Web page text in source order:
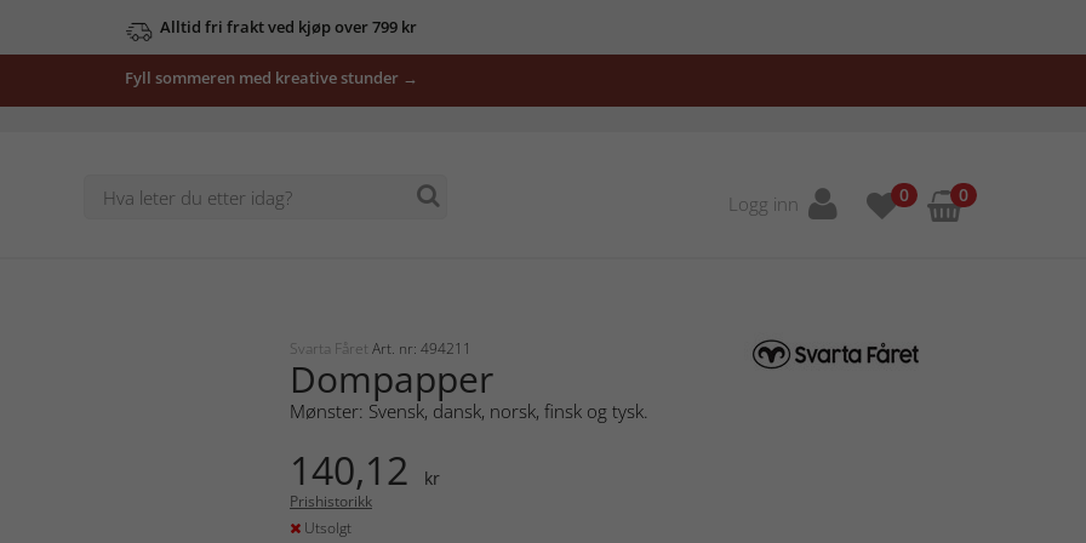
Alltid fri frakt ved kjøp over 799 kr
Fyll sommeren med kreative stunder →
Logg inn 0 0
Svarta Fåret Art. nr: 494211
Dompapper
Mønster: Svensk, dansk, norsk, finsk og tysk.
140,12 kr
Prishistorikk
Utsolgt